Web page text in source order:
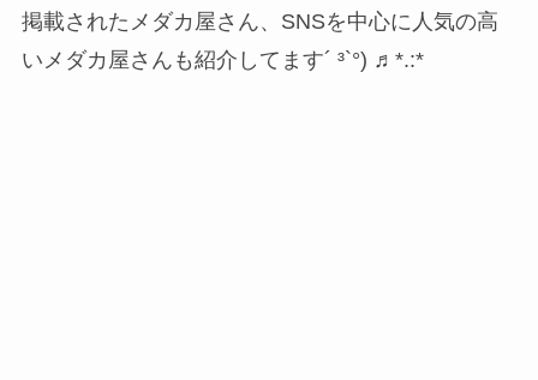
掲載されたメダカ屋さん、SNSを中心に人気の高
いメダカ屋さんも紹介してます´ ³`°) ♬︎*.:*